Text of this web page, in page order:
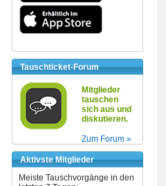
Tauschticket-Forum
Mitglieder
tauschen
sich aus und
diskutieren.
Zum Forum »
Aktivste Mitglieder
Meiste Tauschvorgänge in den